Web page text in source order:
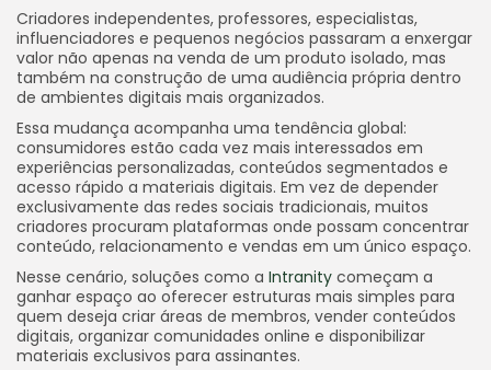
Criadores independentes, professores, especialistas,
influenciadores e pequenos negócios passaram a enxergar
valor não apenas na venda de um produto isolado, mas
também na construção de uma audiência própria dentro
de ambientes digitais mais organizados.
Essa mudança acompanha uma tendência global:
consumidores estão cada vez mais interessados em
experiências personalizadas, conteúdos segmentados e
acesso rápido a materiais digitais. Em vez de depender
exclusivamente das redes sociais tradicionais, muitos
criadores procuram plataformas onde possam concentrar
conteúdo, relacionamento e vendas em um único espaço.
Nesse cenário, soluções como a Intranity começam a
ganhar espaço ao oferecer estruturas mais simples para
quem deseja criar áreas de membros, vender conteúdos
digitais, organizar comunidades online e disponibilizar
materiais exclusivos para assinantes.